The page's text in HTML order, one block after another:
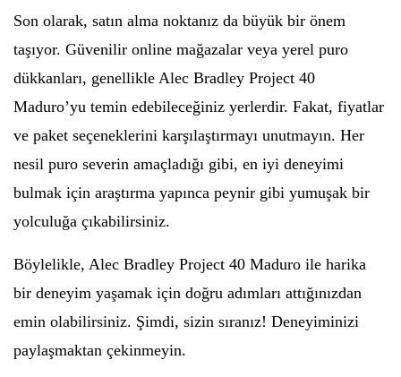
Son olarak, satın alma noktanız da büyük bir önem
taşıyor. Güvenilir online mağazalar veya yerel puro
dükkanları, genellikle Alec Bradley Project 40
Maduro’yu temin edebileceğiniz yerlerdir. Fakat, fiyatlar
ve paket seçeneklerini karşılaştırmayı unutmayın. Her
nesil puro severin amaçladığı gibi, en iyi deneyimi
bulmak için araştırma yapınca peynir gibi yumuşak bir
yolculuğa çıkabilirsiniz.
Böylelikle, Alec Bradley Project 40 Maduro ile harika
bir deneyim yaşamak için doğru adımları attığınızdan
emin olabilirsiniz. Şimdi, sizin sıranız! Deneyiminizi
paylaşmaktan çekinmeyin.